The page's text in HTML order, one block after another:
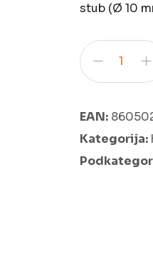
stub (Ø 10
EAN:
Kategorija: